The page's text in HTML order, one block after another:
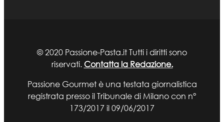
© 2020 Passione-Pasta.it Tutti i diritti sono
riservati. Contatta la Redazione.
Passione Gourmet è una testata giornalistica
registrata presso il Tribunale di Milano con n°
173/2017 il 09/06/2017